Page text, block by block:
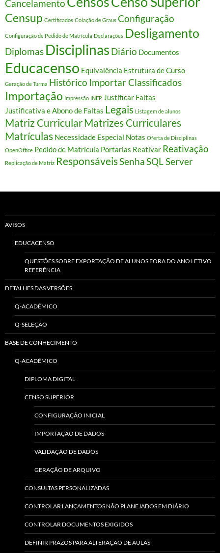
Cancelamento
Censup Certificados Colação de Graus Configuração
Configuração de Pedido de Matrícula Declarações Desligamento
Diplomas Disciplinas Diário Documentos
Educacenso Equivalência Estrutura de Curso
Geração de Turma Histórico Importar Classificados
Importação Impressão INEP Justificar Faltas
Justificativa e Abono de Faltas Legais Listagem de alunos
Matriz CurricularMatrizes Curriculares
Matrículas Necessidade Especial Notas Oferta de Disciplinas
OpenOffice Pedido de Matrícula Portarias Reativar Reativação
Replicação de Matriz ResponsáveisSenhaSQL Server
AVISOS
EDUCACENSO
QUESTÕES SOBRE EXPORTAÇÃO DE ALUNOS FORA DO ANO LETIVO
REFERÊNCIA
DETALHES DAS VERSÕES
Q-ACADÊMICO
Q-SELEÇÃO
BASE DE CONHECIMENTO
Q-ACADÊMICO
DIPLOMA DIGITAL
CENSO SUPERIOR
CONFIGURAÇÃO INICIAL
IMPORTAÇÃO DE DADOS
VALIDAÇÃO DE DADOS
GERAÇÃO DE ARQUIVO
CONSULTAS PERSONALIZADAS
CONTROLAR LANÇAMENTOS NÃO PLANEJADOS EM DIÁRIO
CONTROLAR DOCUMENTOS EXIGIDOS
DEFINIR PRAZOS PARA ALTERAÇÃO DE AULAS